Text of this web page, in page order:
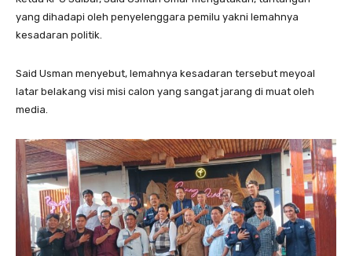
yang dihadapi oleh penyelenggara pemilu yakni lemahnya
kesadaran politik.
Said Usman menyebut, lemahnya kesadaran tersebut meyoal
latar belakang visi misi calon yang sangat jarang di muat oleh
media.